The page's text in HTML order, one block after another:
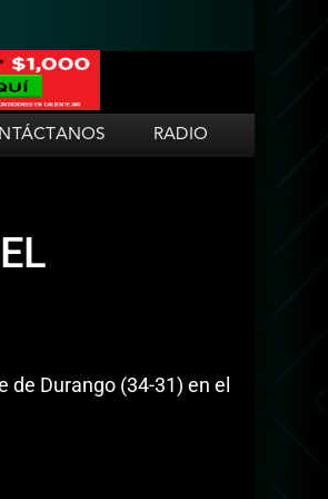
ALGODONEROS 10-0
RADIO
Durango (34-31) en el